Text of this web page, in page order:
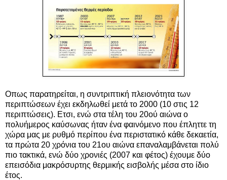
Οπως παρατηρείται, η συντριπτική πλειονότητα των
περιπτώσεων έχει εκδηλωθεί μετά το 2000 (10 στις 12
περιπτώσεις). Ετσι, ενώ στα τέλη του 20ού αιώνα ο
πολυήμερος καύσωνας ήταν ένα φαινόμενο που έπληττε τη
χώρα μας με ρυθμό περίπου ένα περιστατικό κάθε δεκαετία,
τα πρώτα 20 χρόνια του 21ου αιώνα επαναλαμβάνεται πολύ
πιο τακτικά, ενώ δύο χρονιές (2007 και φέτος) έχουμε δύο
επεισόδια μακρόσυρτης θερμικής εισβολής μέσα στο ίδιο
έτος.